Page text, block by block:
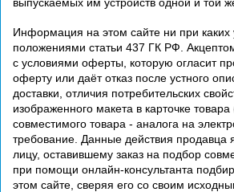
Информация на этом сайте ни при
положениями статьи 437 ГК РФ.
с условиями оферты, которую огласит
оферту или даёт отказ после устного
доставки, отличия потребительских
изображенного макета в карточке
совместимого товара - аналога на
требование. Данные действия
лицу, оставившему заказ на подбор
при помощи онлайн-консультанта
этом сайте, сверяя его со своим